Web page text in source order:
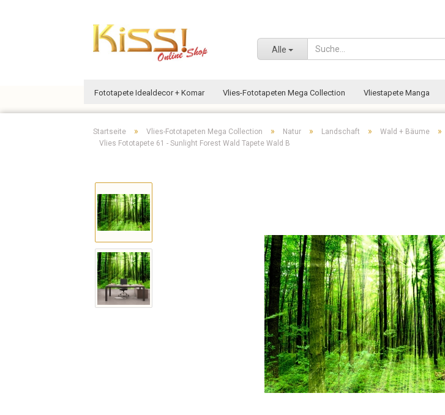
Alle
Fototapete Idealdecor + Komar Vlies-Fototapeten Mega Collection Vliestapete Manga
Startseite » Vlies-Fototapeten Mega Collection » Natur » Landschaft » Wald + Bäume »
Vlies Fototapete 61 - Sunlight Forest Wald Tapete Wald B